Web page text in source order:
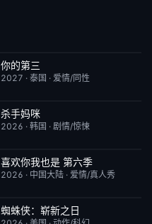
更新至第02集
你的第三
2027 · 泰国 · 爱情/同性
更新至第04集
杀手妈咪
2026 · 韩国 · 剧情/惊悚
更新至第10期陪看
喜欢你我也是 第六季
2026 · 中国大陆 · 爱情/真人秀
TC中字
蜘蛛侠：崭新之日